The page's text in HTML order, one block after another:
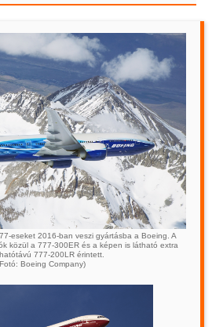
eseket 2016-ban veszi gyártásba a Boeing. A
közül a 777-300ER és a képen is látható extra
777-200LR érintett.
Boeing Company)